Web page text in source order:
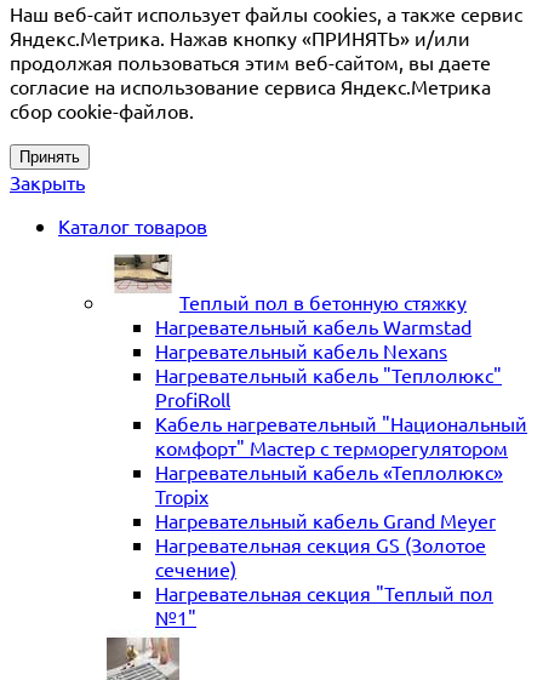
Наш веб-сайт использует файлы cookies, а также сервис
Яндекс.Метрика. Нажав кнопку «ПРИНЯТЬ» и/или
продолжая пользоваться этим веб-сайтом, вы даете
согласие на использование сервиса Яндекс.Метрика
сбор cookie-файлов.
Принять
Закрыть
Каталог товаров
Теплый пол в бетонную стяжку
Нагревательный кабель Warmstad
Нагревательный кабель Nexans
Нагревательный кабель "Теплолюкс"
ProfiRoll
Кабель нагревательный "Национальный
комфорт" Мастер с терморегулятором
Нагревательный кабель «Теплолюкс»
Tropix
Нагревательный кабель Grand Meyer
Нагревательная секция GS (Золотое
сечение)
Нагревательная секция "Теплый пол
№1"